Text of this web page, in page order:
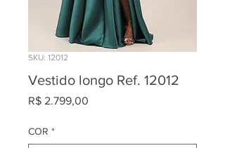
SKU: 12012
Vestido longo Ref. 12012
R$ 2.799,00
COR *